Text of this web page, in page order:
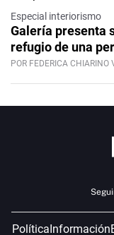
Especial interiorismo
Galería presenta
refugio de una
POR FEDERICA CHIARINO
PolíticaInformación